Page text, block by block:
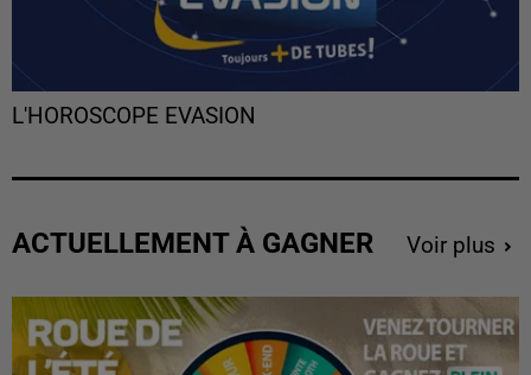
L'HOROSCOPE EVASION
ACTUELLEMENT À GAGNER Voir plus